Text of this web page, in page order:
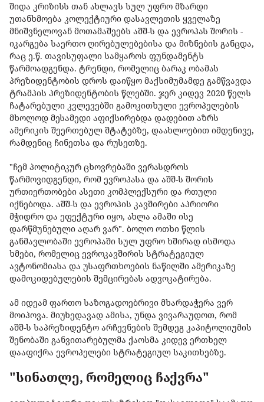
შიდა კრიზისს თან ახლავს სულ უფრო მზარდი
უთანხმოება კოლექტიური დასავლეთის ყველაზე
მნიშვნელოვან მოთამაშეებს აშშ-ს და ევროპას შორის -
იკარგება საერთო ღირებულებებისა და მიზნების განცდა,
რაც ე.წ. თავისუფალი სამყაროს ფუნდამენტს
წარმოადგენდა. ტრენდი, რომელიც ბარაკ ობამას
პრეზიდენტობის დროს დაიწყო მაქსიმუმამდე გამწვავდა
ტრამპის პრეზიდენტობის წლებში. ჯერ კიდევ 2020 წელს
ჩატარებული კვლევებში გამოკითხული ევროპელების
მხოლოდ მესამედი აფიქსირებდა დადებით აზრს
ამერიკის შეერთებულ შტატებზე, დაახლოებით იმდენივე,
რამდენიც ჩინეთსა და რუსეთზე.
"ჩემ პოლიტიკურ ცხოვრებაში ვერასდროს
წარმოვიდგენდი, რომ ევროპასა და აშშ-ს შორის
ურთიერთობები ასეთი კომპლექსური და რთული
იქნებოდა. აშშ-ს და ევროპის კავშირები აპრიორი
მჭიდრო და ეფექტური იყო, ახლა ამაში ისე
დარწმუნებული აღარ ვარ". ბოლო ოთხი წლის
განმავლობაში ევროპაში სულ უფრო ხშირად ისმოდა
ხმები, რომელიც ევროკავშირის სტრატეგიულ
ავტონომიასა და უსაფრთხოების ნაწილში ამერიკაზე
დამოკიდებულების შემცირებას ადვოკატირება.
ამ იდეამ ფართო საზოგადოებრივი მხარდაჭერა ვერ
მოიპოვა. მიუხედავად ამისა, უნდა ვივარაუდოთ, რომ
აშშ-ს საპრეზიდენტო არჩევნების შემდეგ კაპიტოლიუმის
შენობაში განვითარებულმა ქაოსმა კიდევ ერთხელ
დააფიქრა ევროპელები სტრატეგიულ საკითხებზე.
"სინათლე, რომელიც ჩაქვრა"